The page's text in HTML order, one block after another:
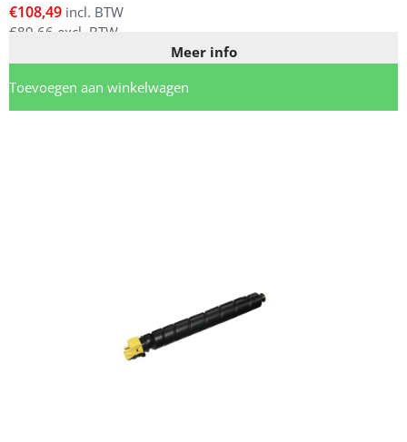
€108,49 incl. BTW
€89,66 excl. BTW
Meer info
Toevoegen aan winkelwagen